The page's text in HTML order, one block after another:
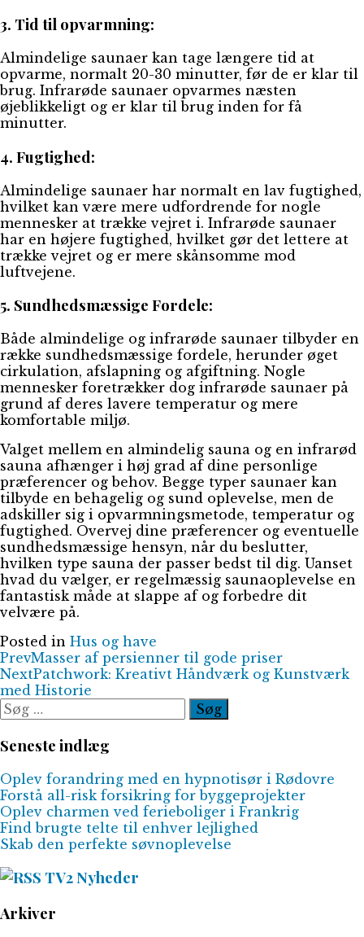
3. Tid til opvarmning:
Almindelige saunaer kan tage længere tid at
opvarme, normalt 20-30 minutter, før de er klar til
brug. Infrarøde saunaer opvarmes næsten
øjeblikkeligt og er klar til brug inden for få
minutter.
4. Fugtighed:
Almindelige saunaer har normalt en lav fugtighed,
hvilket kan være mere udfordrende for nogle
mennesker at trække vejret i. Infrarøde saunaer
har en højere fugtighed, hvilket gør det lettere at
trække vejret og er mere skånsomme mod
luftvejene.
5. Sundhedsmæssige Fordele:
Både almindelige og infrarøde saunaer tilbyder en
række sundhedsmæssige fordele, herunder øget
cirkulation, afslapning og afgiftning. Nogle
mennesker foretrækker dog infrarøde saunaer på
grund af deres lavere temperatur og mere
komfortable miljø.
Valget mellem en almindelig sauna og en infrarød
sauna afhænger i høj grad af dine personlige
præferencer og behov. Begge typer saunaer kan
tilbyde en behagelig og sund oplevelse, men de
adskiller sig i opvarmningsmetode, temperatur og
fugtighed. Overvej dine præferencer og eventuelle
sundhedsmæssige hensyn, når du beslutter,
hvilken type sauna der passer bedst til dig. Uanset
hvad du vælger, er regelmæssig saunaoplevelse en
fantastisk måde at slappe af og forbedre dit
velvære på.
Posted in Hus og have
PrevMasser af persienner til gode priser
NextPatchwork: Kreativt Håndværk og Kunstværk
med Historie
Søg
efter:
Seneste indlæg
Oplev forandring med en hypnotisør i Rødovre
Forstå all-risk forsikring for byggeprojekter
Oplev charmen ved ferieboliger i Frankrig
Find brugte telte til enhver lejlighed
Skab den perfekte søvnoplevelse
TV2 Nyheder
Arkiver